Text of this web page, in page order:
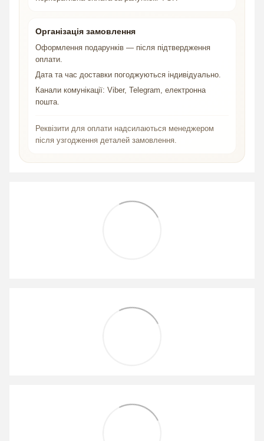
Організація замовлення
Оформлення подарунків — після підтвердження
оплати.
Дата та час доставки погоджуються індивідуально.
Канали комунікації: Viber, Telegram, електронна
пошта.
Реквізити для оплати надсилаються менеджером
після узгодження деталей замовлення.